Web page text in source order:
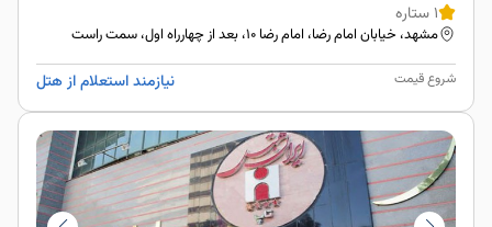
1 ستاره
مشهد، خیابان امام رضا، امام رضا ۱۰، بعد از چهارراه اول، سمت راست
شروع قیمت نیازمند استعلام از هتل